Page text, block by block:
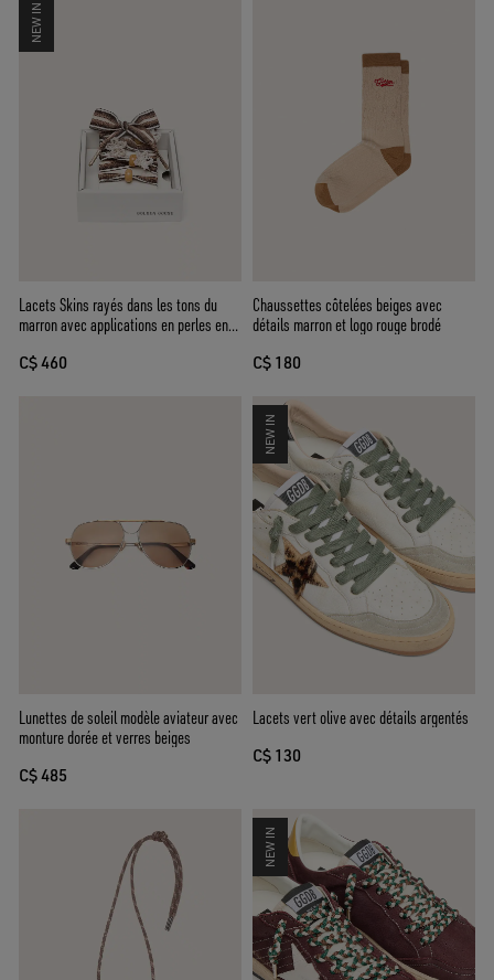
NEW IN
Lacets Skins rayés dans les tons du
marron avec applications en perles en
C$ 460
Chaussettes côtelées beiges avec
détails marron et logo rouge brodé
C$ 180
Lunettes de soleil modèle aviateur avec
monture dorée et verres beiges
C$ 485
NEW IN
Lacets vert olive avec détails argentés
C$ 130
NEW IN